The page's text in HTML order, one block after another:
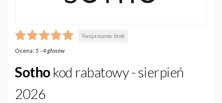
Twoja ocena:brak
Ocena:5-4głosów
Sotho kod rabatowy - sierpień
2026